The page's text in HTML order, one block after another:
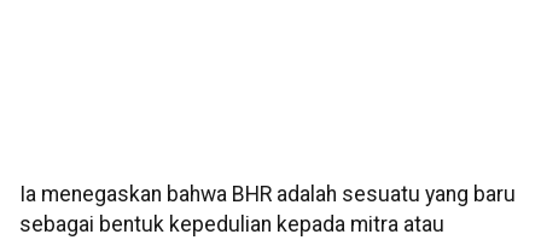
Ia menegaskan bahwa BHR adalah sesuatu yang baru
sebagai bentuk kepedulian kepada mitra atau